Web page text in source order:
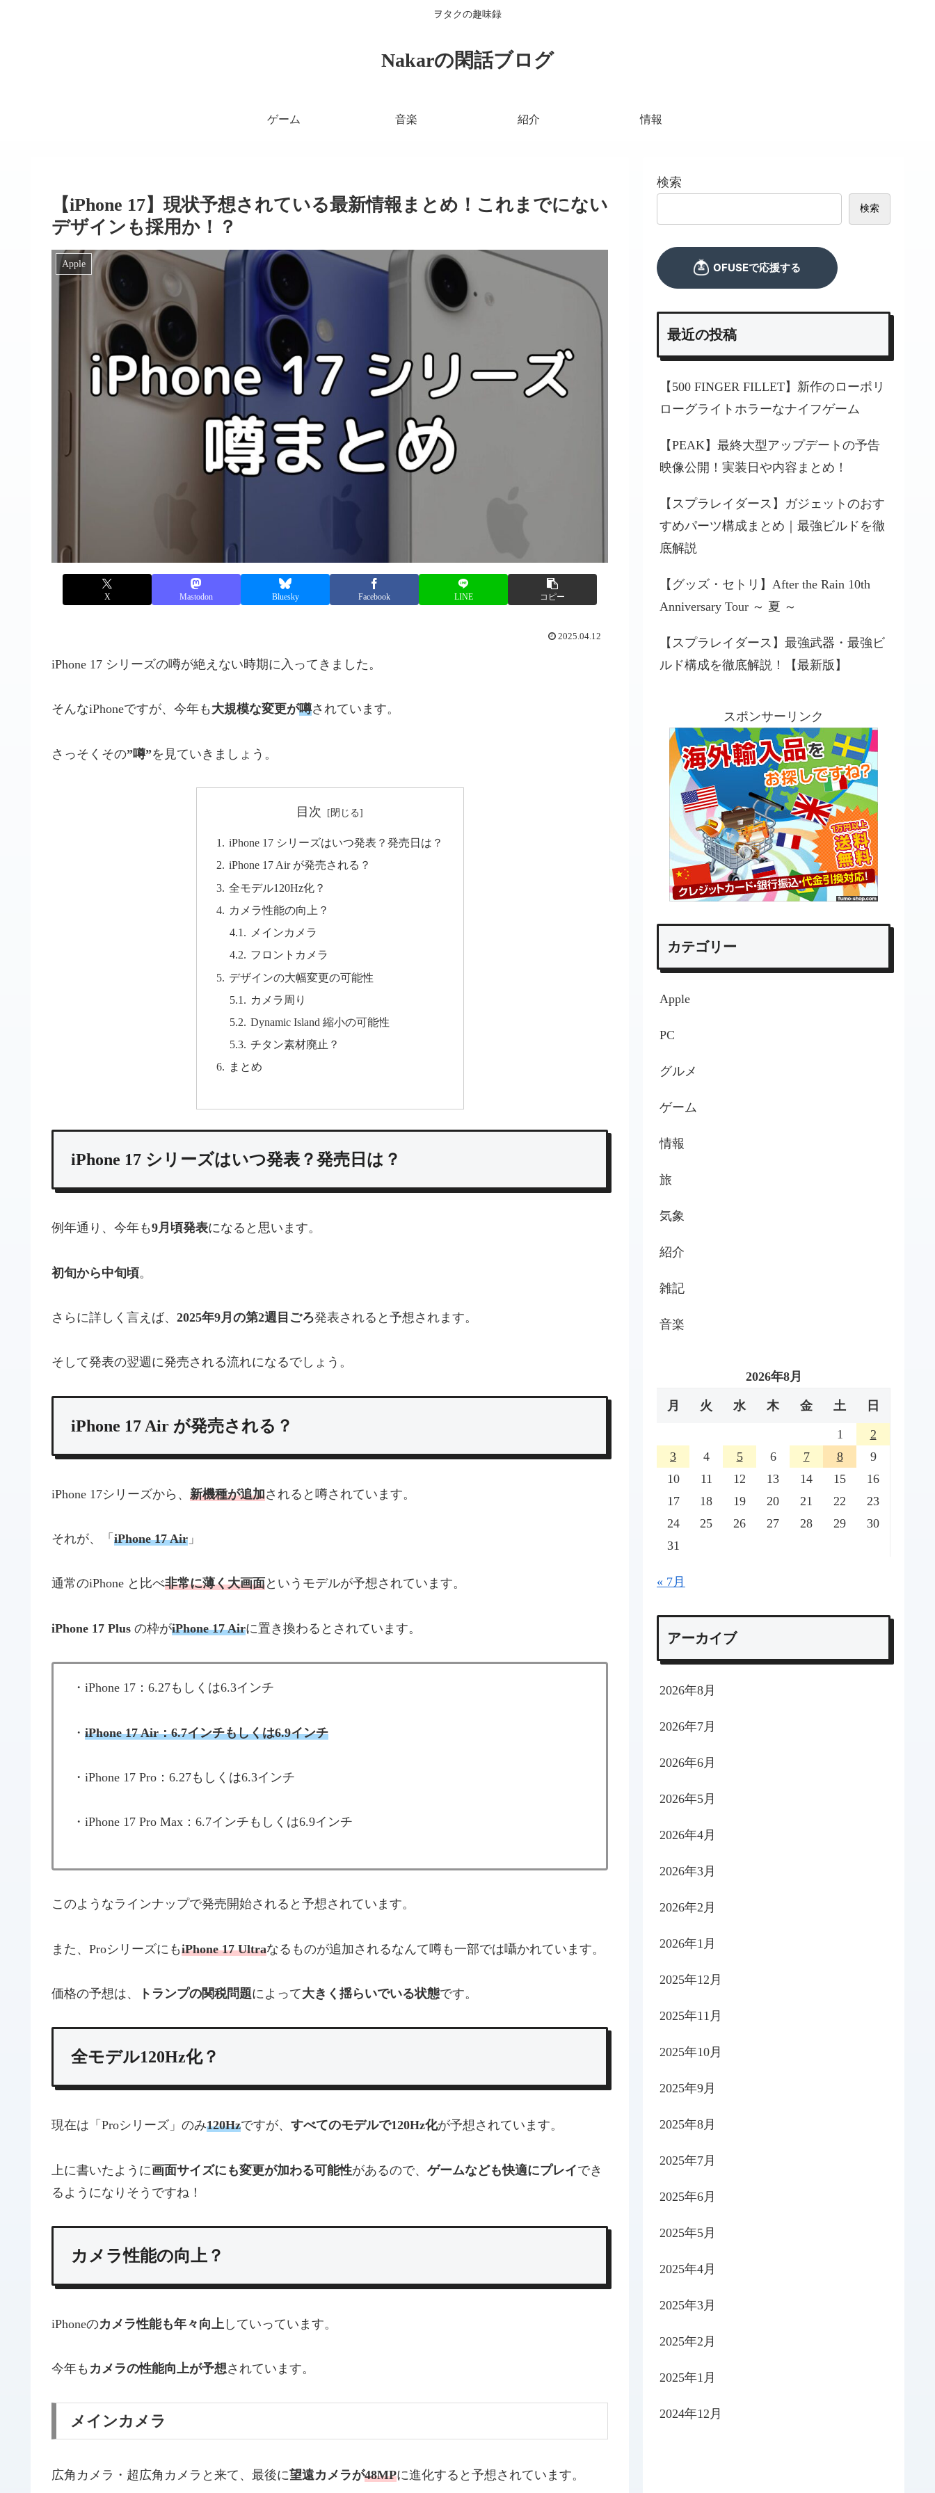
ヲタクの趣味録
Nakarの閑話ブログ
ゲーム 音楽 紹介 情報
【iPhone 17】現状予想されている最新情報まとめ！これまでにない
デザインも採用か！？
Apple
X Mastodon Bluesky Facebook LINE コピー
2025.04.12
iPhone 17 シリーズの噂が絶えない時期に入ってきました。
そんなiPhoneですが、今年も 大規模な変更が噂されています。
さっそくその”噂”を見ていきましょう。
目次
iPhone 17 シリーズはいつ発表？発売日は？
iPhone 17 Air が発売される？
全モデル120Hz化？
カメラ性能の向上？
メインカメラ
フロントカメラ
デザインの大幅変更の可能性
カメラ周り
Dynamic Island 縮小の可能性
チタン素材廃止？
まとめ
iPhone 17 シリーズはいつ発表？発売日は？
例年通り、今年も9月頃発表になると思います。
初旬から中旬頃。
さらに詳しく言えば、 2025年9月の第2週目ごろ発表されると予想されます。
そして発表の翌週に発売される流れになるでしょう。
iPhone 17 Air が発売される？
iPhone 17シリーズから、 新機種が追加されると噂されています。
それが、「 iPhone 17 Air 」
通常のiPhone と比べ非常に薄く大画面というモデルが予想されています。
iPhone 17 Plus の枠がiPhone 17 Airに置き換わるとされています。
・iPhone 17：6.27もしくは6.3インチ
・ iPhone 17 Air：6.7インチもしくは6.9インチ
・iPhone 17 Pro：6.27もしくは6.3インチ
・iPhone 17 Pro Max：6.7インチもしくは6.9インチ
このようなラインナップで発売開始されると予想されています。
また、ProシリーズにもiPhone 17 Ultraなるものが追加されるなんて噂も一部では囁かれています。
価格の予想は、 トランプの関税問題によって大きく揺らいでいる状態です。
全モデル120Hz化？
現在は「Proシリーズ」のみ120Hzですが、 すべてのモデルで120Hz化が予想されています。
上に書いたように画面サイズにも変更が加わる可能性があるので、 ゲームなども快適にプレイでき
るようになりそうですね！
カメラ性能の向上？
iPhoneのカメラ性能も年々向上 していっています。
今年も カメラの性能向上が予想されています。
メインカメラ
広角カメラ・超広角カメラと来て、最後に望遠カメラが48MPに進化すると予想されています。
検索
検索
最近の投稿
【500 FINGER FILLET】新作のローポリ
ローグライトホラーなナイフゲーム
【PEAK】最終大型アップデートの予告
映像公開！実装日や内容まとめ！
【スプラレイダース】ガジェットのおす
すめパーツ構成まとめ｜最強ビルドを徹
底解説
【グッズ・セトリ】After the Rain 10th
Anniversary Tour ～ 夏 ～
【スプラレイダース】最強武器・最強ビ
ルド構成を徹底解説！【最新版】
スポンサーリンク
カテゴリー
Apple
PC
グルメ
ゲーム
情報
旅
気象
紹介
雑記
音楽
2026年8月
月 火 水 木 金 土 日
1
2
3
4 5 6 7 8
9
10
11 12 13 14 15
16
17
18 19 20 21 22
23
24
25 26 27 28 29
30
31
« 7月
アーカイブ
2026年8月
2026年7月
2026年6月
2026年5月
2026年4月
2026年3月
2026年2月
2026年1月
2025年12月
2025年11月
2025年10月
2025年9月
2025年8月
2025年7月
2025年6月
2025年5月
2025年4月
2025年3月
2025年2月
2025年1月
2024年12月